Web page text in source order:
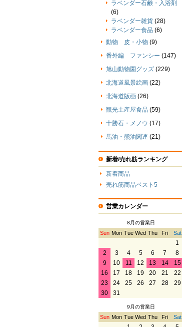
ラベンダー石鹸・入浴剤
(6)
ラベンダー雑貨 (28)
ラベンダー食品 (6)
動物 皮・小物 (9)
番外編 ファンシー (147)
旭山動物園グッズ (229)
北海道風景絵画 (22)
北海道版画 (26)
観光土産屋食品 (59)
十勝石・メノウ (17)
馬油・熊油関連 (21)
新着/売れ筋ランキング
新着商品
売れ筋商品ベスト5
営業カレンダー
8月の営業日
Sun Mon Tue Wed Thu Fri Sat
1
2
3 4 5 6 7
8
9
10 11 12 13 14
15
16
17 18 19 20 21
22
23
24 25 26 27 28
29
30
31
9月の営業日
Sun Mon Tue Wed Thu Fri Sat